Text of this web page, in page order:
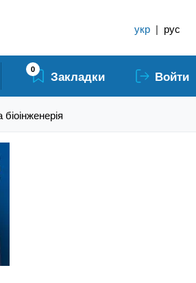
укр | рус
0 Закладки Войти